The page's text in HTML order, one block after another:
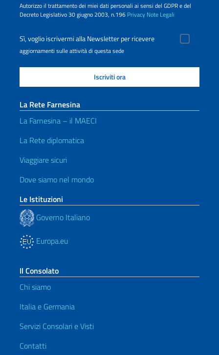
Autorizzo il trattamento dei miei dati personali ai sensi del GDPR e del
Decreto Legislativo 30 giugno 2003, n.196 Privacy Note Legali
Sì, voglio iscrivermi alla Newsletter per ricevere
aggiornamenti sulle attività di questa sede
La Rete Farnesina
La Farnesina – il MAECI
La Rete diplomatica
Viaggiare sicuri
Dove siamo nel mondo
Le Istituzioni
Governo Italiano
Europa.eu
Il Consolato
Chi siamo
Italia e Germania
Servizi Consolari e Visti
Contatti